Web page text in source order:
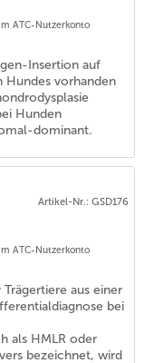
ATC-Nutzerkonto
Insertion auf
Hundes vorhanden
Hunden
dominant.
Artikel-Nr.: GSD176
ATC-Nutzerkonto
aus einer
bei
als HMLR oder
bezeichnet, wird